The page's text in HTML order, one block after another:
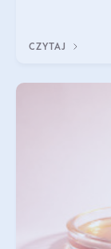
CZYTAJ